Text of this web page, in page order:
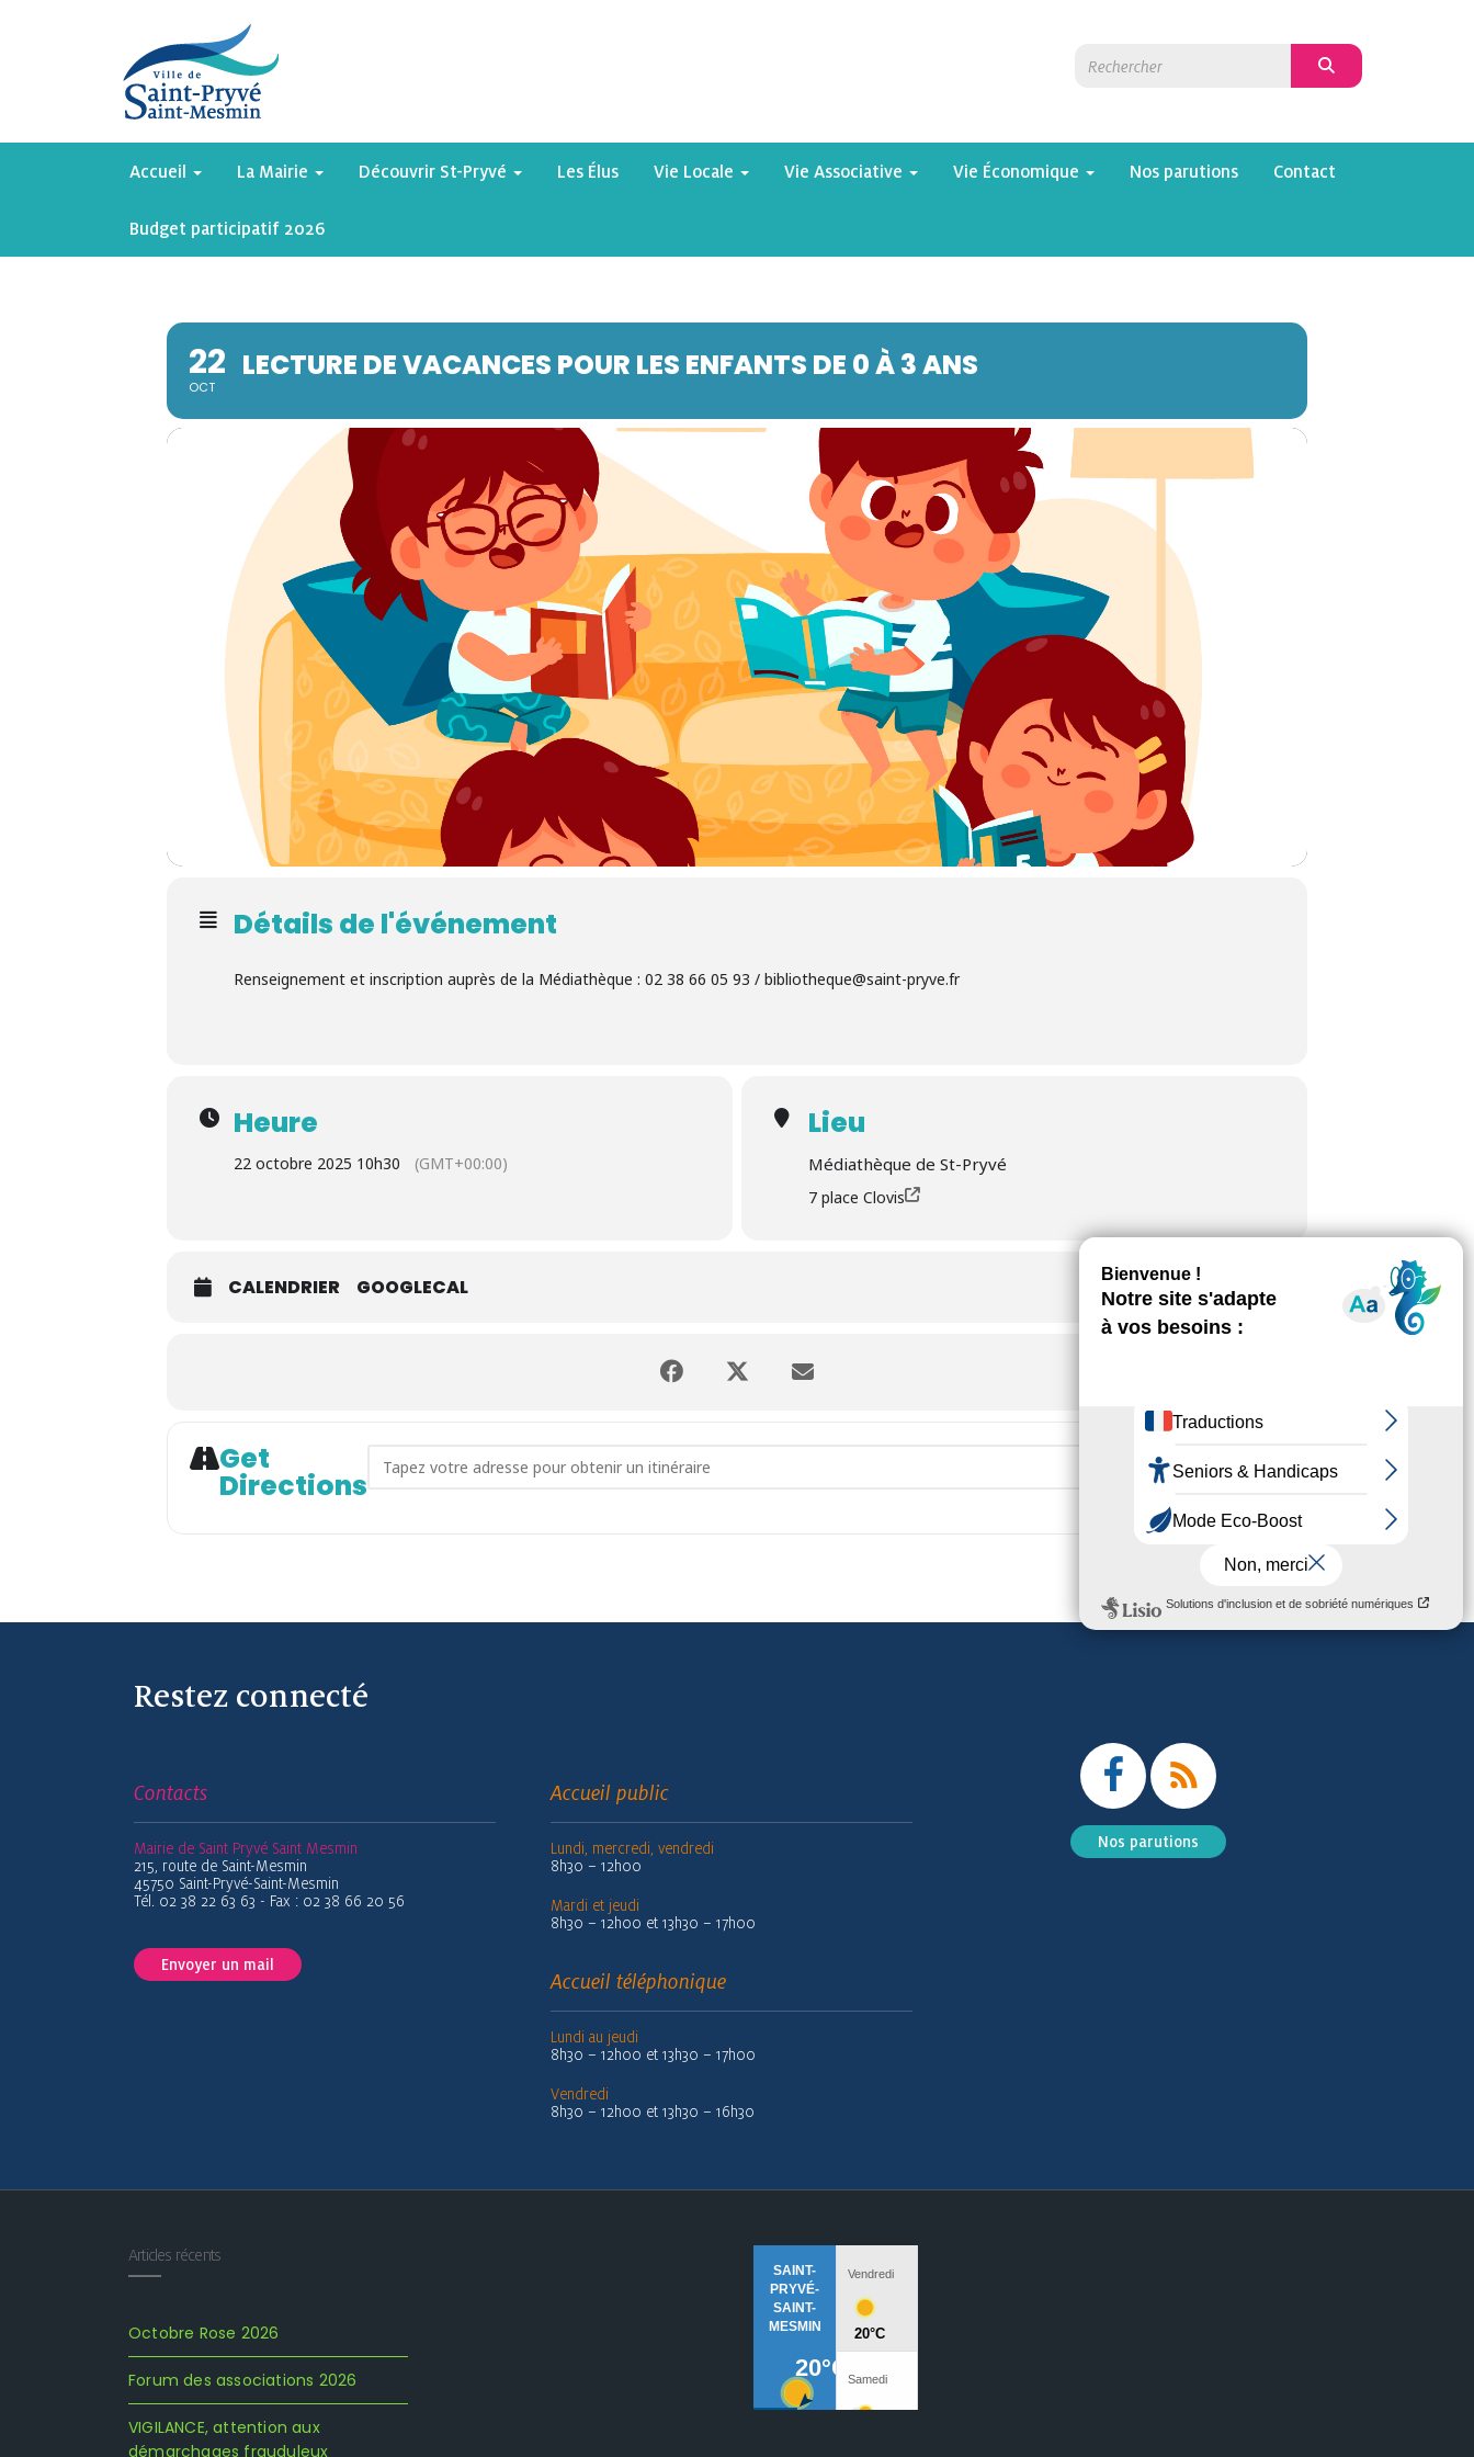
Accueil La Mairie Découvrir St-Pryvé Les Élus Vie Locale Vie Associative Vie Économique Nos parutions Contact
Budget participatif 2026
22
OCT
LECTURE DE VACANCES POUR LES ENFANTS DE 0 À 3 ANS
Détails de l'événement
Renseignement et inscription auprès de la Médiathèque : 02 38 66 05 93 / bibliotheque@saint-pryve.fr
Heure
22 octobre 2025 10h30 (GMT+00:00)
Lieu
Médiathèque de St-Pryvé
7 place Clovis
CALENDRIER GOOGLECAL
Get
Directions
Address - Lecture de vacances pour les enfants de 0 à 3 ans [] Destination Address - Lecture de
Restez connecté
Contacts
Mairie de Saint Pryvé Saint Mesmin
215, route de Saint-Mesmin
45750 Saint-Pryvé-Saint-Mesmin
Tél. 02 38 22 63 63 - Fax : 02 38 66 20 56
Envoyer un mail
Accueil public
Lundi, mercredi, vendredi
8h30 – 12h00
Mardi et jeudi
8h30 – 12h00 et 13h30 – 17h00
Accueil téléphonique
Lundi au jeudi
8h30 – 12h00 et 13h30 – 17h00
Vendredi
8h30 – 12h00 et 13h30 – 16h30
Nos parutions
Articles récents
Octobre Rose 2026
Forum des associations 2026
VIGILANCE, attention aux
démarchages frauduleux